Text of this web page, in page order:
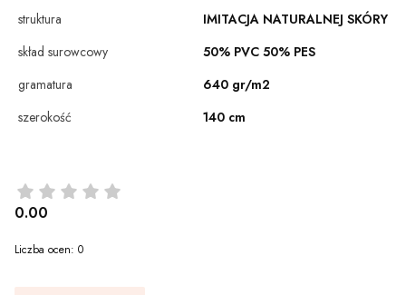
struktura
IMITACJA NATURALNEJ SKÓRY
skład surowcowy
50% PVC 50% PES
gramatura
640 gr/m2
szerokość
140 cm
0.00
Liczba ocen: 0